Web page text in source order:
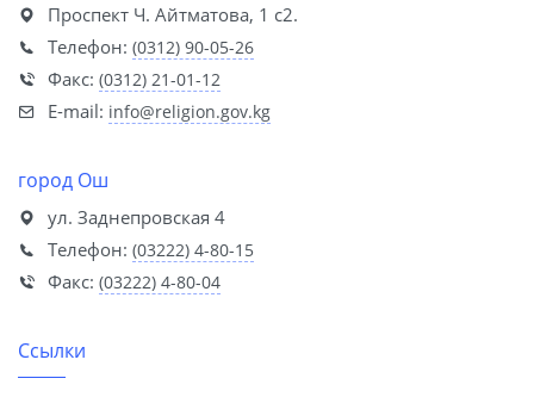
Проспект Ч. Айтматова, 1 с2.
Телефон: (0312) 90-05-26
Факс: (0312) 21-01-12
E-mail: info@religion.gov.kg
город Ош
ул. Заднепровская 4
Телефон: (03222) 4-80-15
Факс: (03222) 4-80-04
Ссылки